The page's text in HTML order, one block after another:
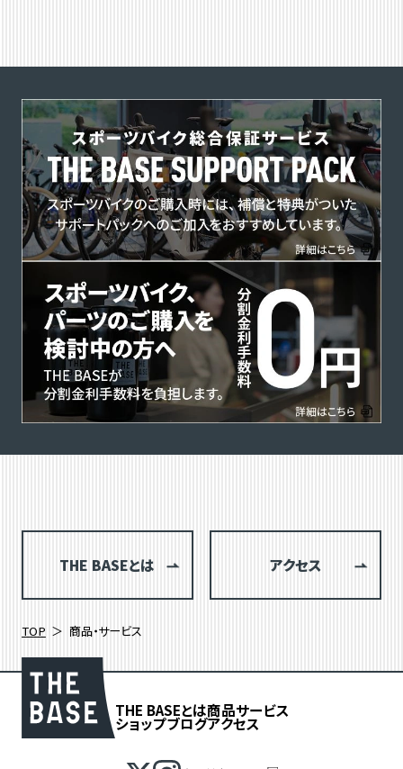
THE BASEとは アクセス
TOP 商品・サービス
THE BASEとは商品サービス
ショップブログアクセス